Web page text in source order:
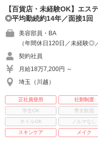
【百貨店・未経験OK】エス
◎平均勤続約14年／面接1回
美容部員・BA
（年間休日120日／未経験◎
契約社員
月給18万7,200円 ～
埼玉（川越）
正社員登用 社割制度
学生OK
男女歓迎
ネイルOK
ノルマなし
スキンケア
メイク